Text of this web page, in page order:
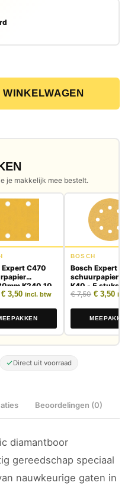
81x400mm M30
je makkelijk mee bestelt.
€ 5,00.
Expert C470
K240 10
Oorspronkelijke prijs was: € 7,50.
€ 3,50Huidige prijs is: € 3,50.
incl. btw
BOSCH
Bosch Expert
schuurpapier
K40 - 5 stuks
€7,50 € 3,50
Direct uit voorraad
Beoordelingen (0)
diamantboor
gereedschap speciaal
nauwkeurige gaten in